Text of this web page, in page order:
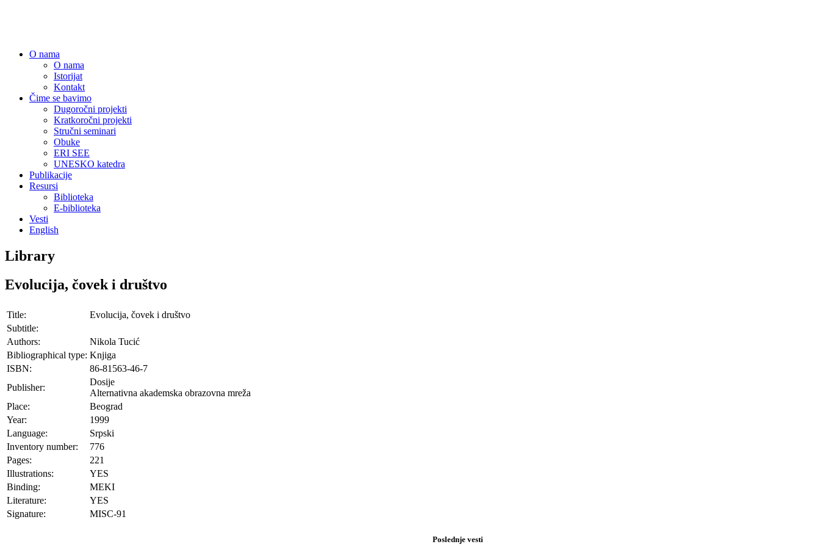
O nama
O nama
Istorijat
Kontakt
Čime se bavimo
Dugoročni projekti
Kratkoročni projekti
Stručni seminari
Obuke
ERI SEE
UNESKO katedra
Publikacije
Resursi
Biblioteka
E-biblioteka
Vesti
English
Library
Evolucija, čovek i društvo
Title:
Evolucija, čovek i društvo
Subtitle:
Authors:
Nikola Tucić
Bibliographical type: Knjiga
ISBN:
86-81563-46-7
Publisher:
Dosije
Alternativna akademska obrazovna mreža
Place:
Beograd
Year:
1999
Language:
Srpski
Inventory number:
776
Pages:
221
Illustrations:
YES
Binding:
MEKI
Literature:
YES
Signature:
MISC-91
Poslednje vesti